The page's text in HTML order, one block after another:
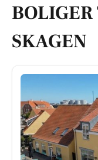
SKAGEN